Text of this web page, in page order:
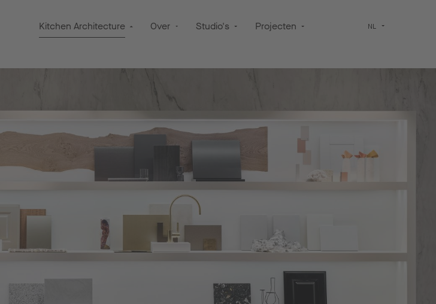
Kitchen Architecture Over Studio's Projecten NL